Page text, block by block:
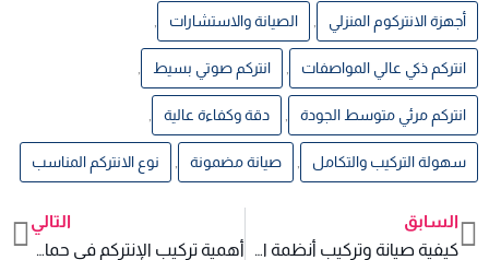
أجهزة الانتركوم المنزلي الصيانة والاستشارات
انتركم ذكي عالي المواصفات انتركم صوتي بسيط
انتركم مرئي متوسط الجودة دقة وكفاءة عالية
سهولة التركيب والتكامل صيانة مضمونة نوع الانتركم المناسب
Prev
السابق
كيفية صيانة وتركيب أنظمة الإنتركم الصوتي والمرئي بأسعار مميزة
التالي
أهمية تركيب الإنتركم في حماية المنازل الذكية